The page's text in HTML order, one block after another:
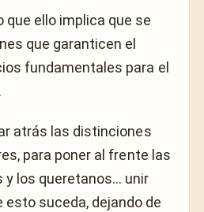
ello implica que se
que garanticen el
fundamentales para el
atrás las distinciones
para poner al frente las
y los queretanos… unir
suceda, dejando de